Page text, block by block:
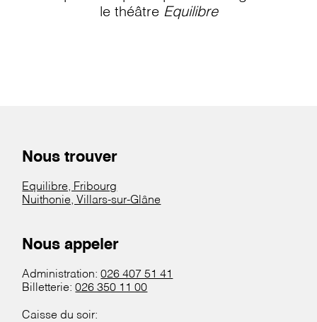
le théâtre Equilibre
Nous trouver
Equilibre, Fribourg
Nuithonie, Villars-sur-Glâne
Nous appeler
Administration:026 407 51 41
Billetterie:026 350 11 00
Caisse du soir: